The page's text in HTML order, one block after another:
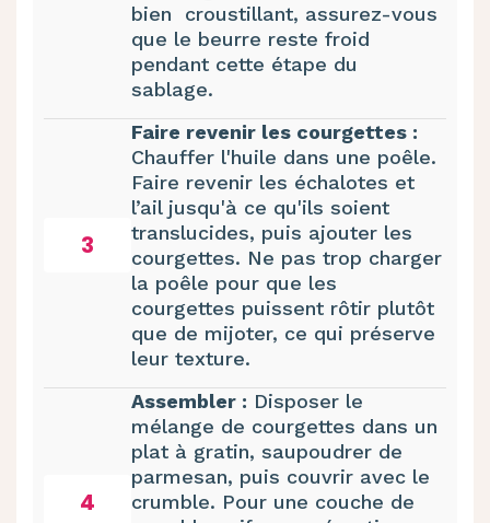
bien croustillant, assurez-vous
que le beurre reste froid
pendant cette étape du
sablage.
3
Faire revenir les courgettes :
Chauffer l'huile dans une poêle.
Faire revenir les échalotes et
l’ail jusqu'à ce qu'ils soient
translucides, puis ajouter les
courgettes. Ne pas trop charger
la poêle pour que les
courgettes puissent rôtir plutôt
que de mijoter, ce qui préserve
leur texture.
4
Assembler : Disposer le
mélange de courgettes dans un
plat à gratin, saupoudrer de
parmesan, puis couvrir avec le
crumble. Pour une couche de